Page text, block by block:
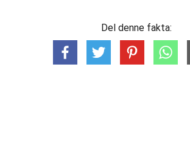
Del denne fakta: